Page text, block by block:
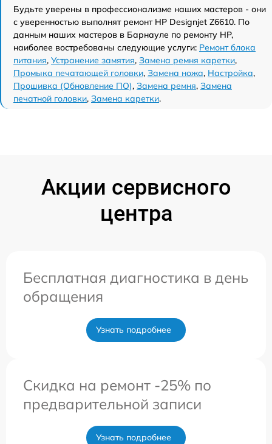
Будьте уверены в профессионализме наших мастеров - они
с уверенностью выполнят ремонт HP Designjet Z6610. По
данным наших мастеров в Барнауле по ремонту HP,
наиболее востребованы следующие услуги: Ремонт блока
питания, Устранение замятия, Замена ремня каретки,
Промыка печатающей головки, Замена ножа, Настройка,
Прошивка (Обновление ПО), Замена ремня, Замена
печатной головки, Замена каретки.
Акции сервисного
центра
Бесплатная диагностика в день
обращения
Узнать подробнее
Скидка на ремонт -25% по
предварительной записи
Узнать подробнее